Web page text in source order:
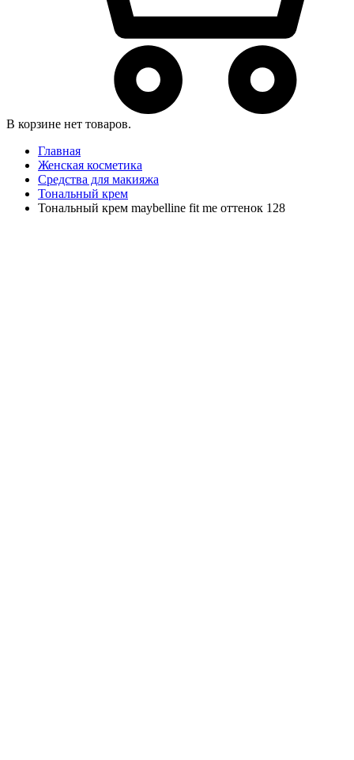
В корзине нет товаров.
Главная
Женская косметика
Средства для макияжа
Тональный крем
Тональный крем maybelline fit me оттенок 128